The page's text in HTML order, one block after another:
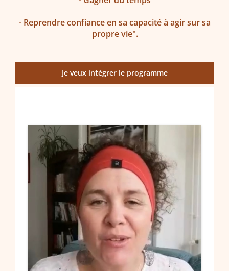
- Reprendre confiance en sa capacité à agir sur sa
propre vie".
Je veux intégrer le programme